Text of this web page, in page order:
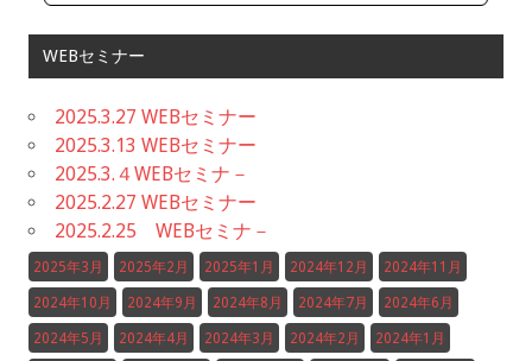
WEBセミナー
2025.3.27 WEBセミナー
2025.3.13 WEBセミナー
2025.3.４WEBセミナ－
2025.2.27 WEBセミナー
2025.2.25 WEBセミナ－
2025年3月 2025年2月 2025年1月 2024年12月 2024年11月
2024年10月 2024年9月 2024年8月 2024年7月 2024年6月
2024年5月 2024年4月 2024年3月 2024年2月 2024年1月